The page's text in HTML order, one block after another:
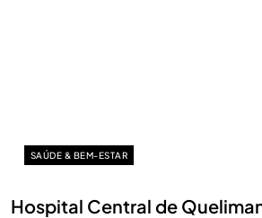
SAÚDE & BEM-ESTAR
Hospital Central de